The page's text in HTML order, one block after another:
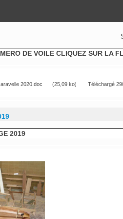
DE VOILE CLIQUEZ SUR LA
2020.doc (25,09 ko) Téléchargé
2019